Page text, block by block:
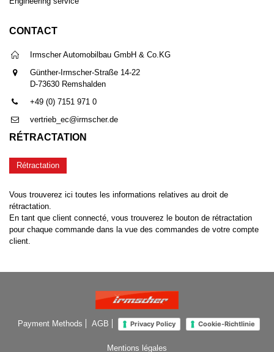
CONTACT
Irmscher Automobilbau GmbH & Co.KG
Günther-Irmscher-Straße 14-22
D-73630 Remshalden
+49 (0) 7151 971 0
vertrieb_ec@irmscher.de
RÉTRACTATION
Rétractation
Vous trouverez ici toutes les informations relatives au droit de
rétractation.
En tant que client connecté, vous trouverez le bouton de rétractation
pour chaque commande dans la vue des commandes de votre compte
client.
Payment Methods AGB Privacy Policy Cookie-Richtlinie
Mentions légales